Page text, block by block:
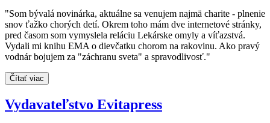
"Som bývalá novinárka, aktuálne sa venujem najmä charite - plnenie
snov ťažko chorých detí. Okrem toho mám dve internetové stránky,
pred časom som vymyslela reláciu Lekárske omyly a víťazstvá.
Vydali mi knihu EMA o dievčatku chorom na rakovinu. Ako pravý
vodnár bojujem za "záchranu sveta" a spravodlivosť."
Čítať viac
Vydavateľstvo Evitapress